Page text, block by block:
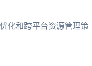
化和跨平台资源管理策